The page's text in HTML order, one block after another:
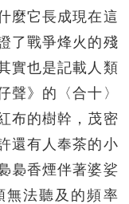
麼它長成現在這
了戰爭烽火的殘
實也是記載人類
聲》的〈合十〉
布的樹幹，茂密
還有人奉茶的小
裊香煙伴著婆娑
無法聽及的頻率